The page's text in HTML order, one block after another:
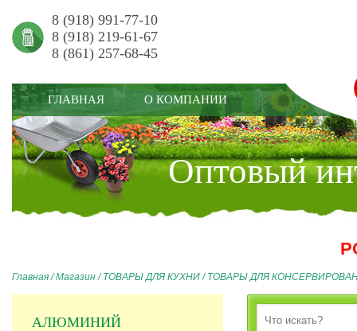
8 (918) 991-77-10
8 (918) 219-61-67
8 (861) 257-68-45
Оптовый
ГЛАВНАЯ О КОМПАНИИ
Главная/Магазин/ТОВАРЫ ДЛЯ КУХНИ/ТОВАРЫ ДЛЯ
АЛЮМИНИЙ